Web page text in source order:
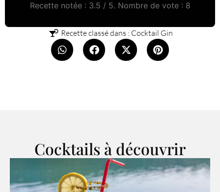
Recette notée : 3.5 / 5. Nombre de vote : 8
Recette classé dans : Cocktail Gin
Cocktails à découvrir